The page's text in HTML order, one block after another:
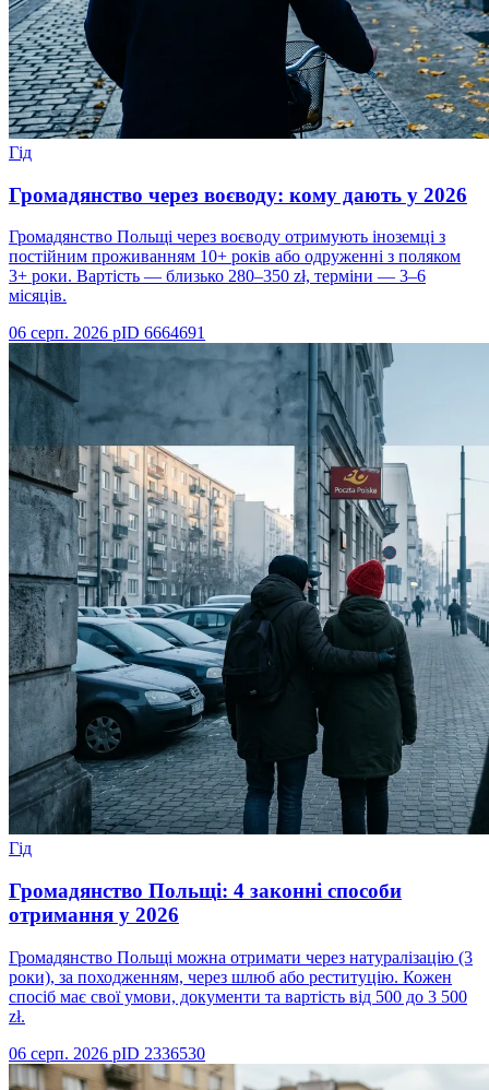
Гід
Громадянство через воєводу: кому дають у 2026
Громадянство Польщі через воєводу отримують іноземці з
постійним проживанням 10+ років або одруженні з поляком
3+ роки. Вартість — близько 280–350 zł, терміни — 3–6
місяців.
06 серп. 2026 рID 6664691
Гід
Громадянство Польщі: 4 законні способи
отримання у 2026
Громадянство Польщі можна отримати через натуралізацію (3
роки), за походженням, через шлюб або реституцію. Кожен
спосіб має свої умови, документи та вартість від 500 до 3 500
zł.
06 серп. 2026 рID 2336530